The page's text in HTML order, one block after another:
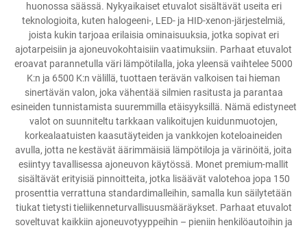
huonossa säässä. Nykyaikaiset etuvalot sisältävät useita eri
teknologioita, kuten halogeeni-, LED- ja HID-xenon-järjestelmiä,
joista kukin tarjoaa erilaisia ominaisuuksia, jotka sopivat eri
ajotarpeisiin ja ajoneuvokohtaisiin vaatimuksiin. Parhaat etuvalot
eroavat parannetulla väri lämpötilalla, joka yleensä vaihtelee 5000
K:n ja 6500 K:n välillä, tuottaen terävän valkoisen tai hieman
sinertävän valon, joka vähentää silmien rasitusta ja parantaa
esineiden tunnistamista suuremmilla etäisyyksillä. Nämä edistyneet
valot on suunniteltu tarkkaan valikoitujen kuidunmuotojen,
korkealaatuisten kaasutäyteiden ja vankkojen koteloaineiden
avulla, jotta ne kestävät äärimmäisiä lämpötiloja ja värinöitä, joita
esiintyy tavallisessa ajoneuvon käytössä. Monet premium-mallit
sisältävät erityisiä pinnoitteita, jotka lisäävät valotehoa jopa 150
prosenttia verrattuna standardimalleihin, samalla kun säilytetään
tiukat tietysti tieliikenneturvallisuusmääräykset. Parhaat etuvalot
soveltuvat kaikkiin ajoneuvotyyppeihin – pieniin henkilöautoihin ja